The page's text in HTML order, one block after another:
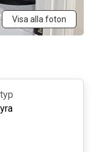
Visa alla foton